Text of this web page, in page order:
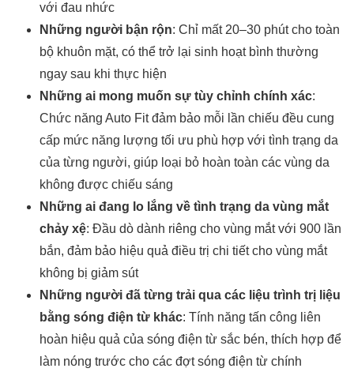
với đau nhức
Những người bận rộn: Chỉ mất 20–30 phút cho toàn
bộ khuôn mặt, có thể trở lại sinh hoạt bình thường
ngay sau khi thực hiện
Những ai mong muốn sự tùy chỉnh chính xác:
Chức năng Auto Fit đảm bảo mỗi lần chiếu đều cung
cấp mức năng lượng tối ưu phù hợp với tình trạng da
của từng người, giúp loại bỏ hoàn toàn các vùng da
không được chiếu sáng
Những ai đang lo lắng về tình trạng da vùng mắt
chảy xệ: Đầu dò dành riêng cho vùng mắt với 900 lần
bắn, đảm bảo hiệu quả điều trị chi tiết cho vùng mắt
không bị giảm sút
Những người đã từng trải qua các liệu trình trị liệu
bằng sóng điện từ khác: Tính năng tấn công liên
hoàn hiệu quả của sóng điện từ sắc bén, thích hợp để
làm nóng trước cho các đợt sóng điện từ chính